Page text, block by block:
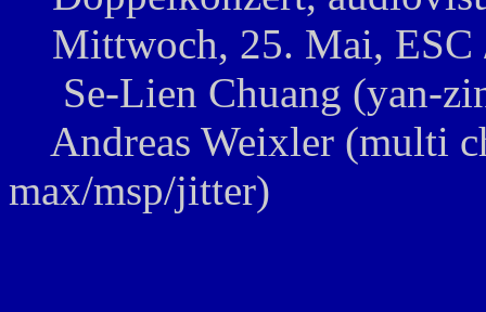
Mittwoch, 25. Mai, ESC
Se-Lien Chuang (yan-
Andreas Weixler (multi
max/msp/jitter)